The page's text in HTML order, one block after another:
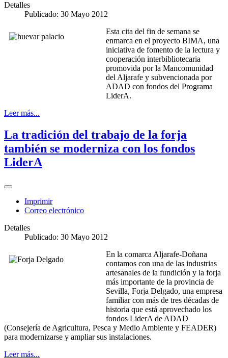
Detalles
Publicado: 30 Mayo 2012
Esta cita del fin de semana se
enmarca en el proyecto BIMA, una
iniciativa de fomento de la lectura y
cooperación interbibliotecaria
promovida por la Mancomunidad
del Aljarafe y subvencionada por
ADAD con fondos del Programa
LiderA.
Leer más...
La tradición del trabajo de la forja
también se moderniza con los fondos
LiderA
Imprimir
Correo electrónico
Detalles
Publicado: 30 Mayo 2012
En la comarca Aljarafe-Doñana
contamos con una de las industrias
artesanales de la fundición y la forja
más importante de la provincia de
Sevilla, Forja Delgado, una empresa
familiar con más de tres décadas de
historia que está aprovechado los
fondos LiderA de ADAD
(Consejería de Agricultura, Pesca y Medio Ambiente y FEADER)
para modernizarse y ampliar sus instalaciones.
Leer más...